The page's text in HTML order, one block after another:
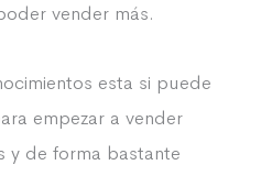
vender más.
esta si puede
empezar a vender
y de forma bastante